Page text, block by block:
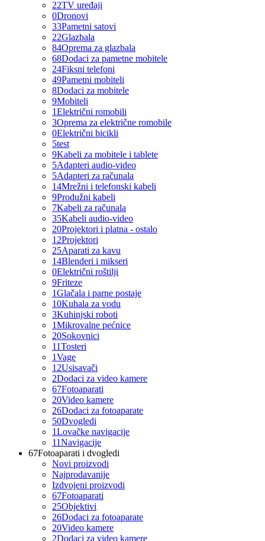
22TV uređaji
0Dronovi
33Pametni satovi
22Glazbala
84Oprema za glazbala
68Dodaci za pametne mobitele
24Fiksni telefoni
49Pametni mobiteli
8Dodaci za mobitele
9Mobiteli
1Električni romobili
3Oprema za električne romobile
0Električni bicikli
5test
9Kabeli za mobitele i tablete
5Adapteri audio-video
5Adapteri za računala
14Mrežni i telefonski kabeli
9Produžni kabeli
7Kabeli za računala
35Kabeli audio-video
20Projektori i platna - ostalo
12Projektori
25Aparati za kavu
14Blenderi i mikseri
0Električni roštilji
9Friteze
1Glačala i parne postaje
10Kuhala za vodu
3Kuhinjski roboti
1Mikrovalne pećnice
20Sokovnici
11Tosteri
1Vage
12Usisavači
2Dodaci za video kamere
67Fotoaparati
20Video kamere
26Dodaci za fotoaparate
50Dvogledi
1Lovačke navigacije
11Navigacije
67Fotoaparati i dvogledi
Novi proizvodi
Najprodavanije
Izdvojeni proizvodi
67Fotoaparati
25Objektivi
26Dodaci za fotoaparate
20Video kamere
2Dodaci za video kamere